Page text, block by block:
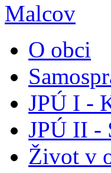
O obci
JPÚ I -
JPÚ II -
Život v